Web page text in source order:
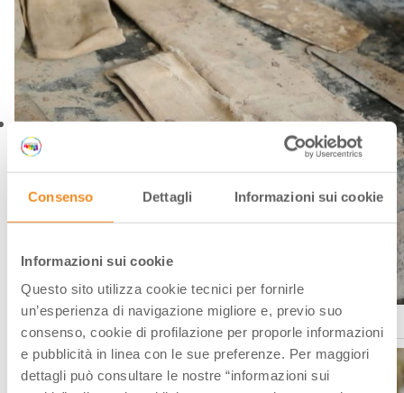
Consenso Dettagli Informazioni sui cookie
Informazioni sui cookie
Questo sito utilizza cookie tecnici per fornirle
un’esperienza di navigazione migliore e, previo suo
consenso, cookie di profilazione per proporle informazioni
e pubblicità in linea con le sue preferenze. Per maggiori
dettagli può consultare le nostre “informazioni sui
Ph. Fabio Duma